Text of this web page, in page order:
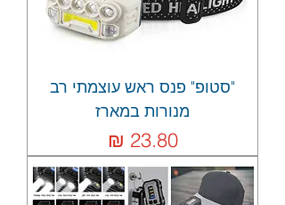
"סטופ" פנס ראש עוצמתי רב
מנורות במארז
מחיר‏23.80 ‏₪